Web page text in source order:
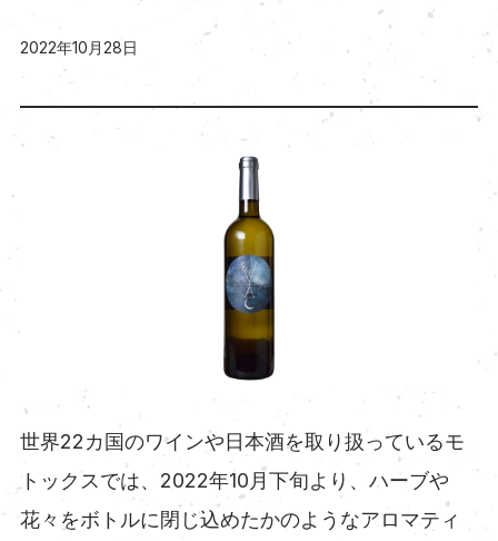
2022年10月28日
世界22カ国のワインや日本酒を取り扱っているモ
トックスでは、2022年10月下旬より、ハーブや
花々をボトルに閉じ込めたかのようなアロマティ